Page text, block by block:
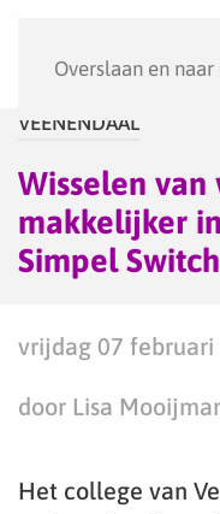
Overslaan en
VEENENDAAL
Wisselen van
makkelijker
Simpel
vrijdag 07 februari
door Lisa
Het college van